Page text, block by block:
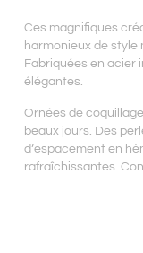
Ces magnifiques
harmonieux de
Fabriquées en acier
élégantes.
Ornées de
beaux jours. Des
d’espacement en
rafraîchissantes.